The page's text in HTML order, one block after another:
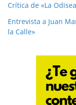
Crítica de «La
Entrevista a Juan
la Calle»